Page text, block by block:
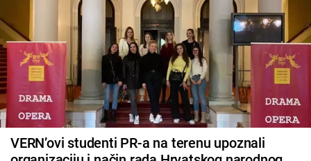
VERN’ovi studenti PR-a na terenu upoznali